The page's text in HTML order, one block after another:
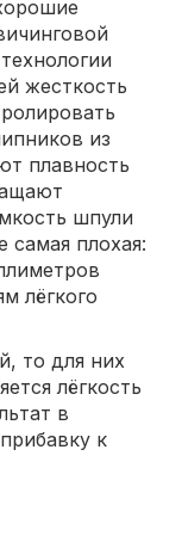
жесткость
из
плавность
шпули
самая плохая:
лёгкого
то для них
лёгкость
в
к